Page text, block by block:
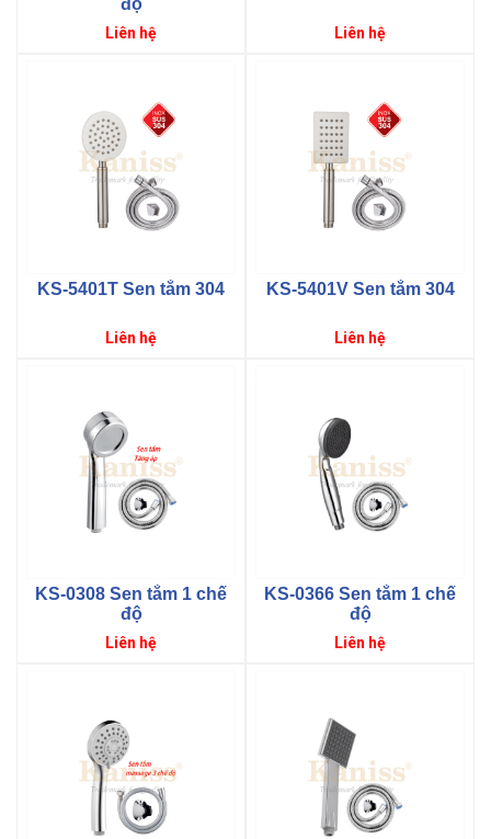
độ
Liên hệ Liên hệ
KS-5401T Sen tắm 304
Liên hệ
KS-5401V Sen tắm 304
Liên hệ
KS-0308 Sen tắm 1 chế
độ
Liên hệ
KS-0366 Sen tắm 1 chế
độ
Liên hệ